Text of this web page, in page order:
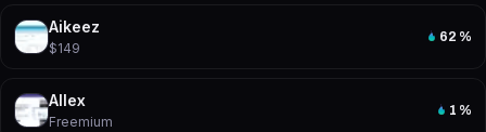
Aikeez
$149
62 %
Allex
Freemium
1 %